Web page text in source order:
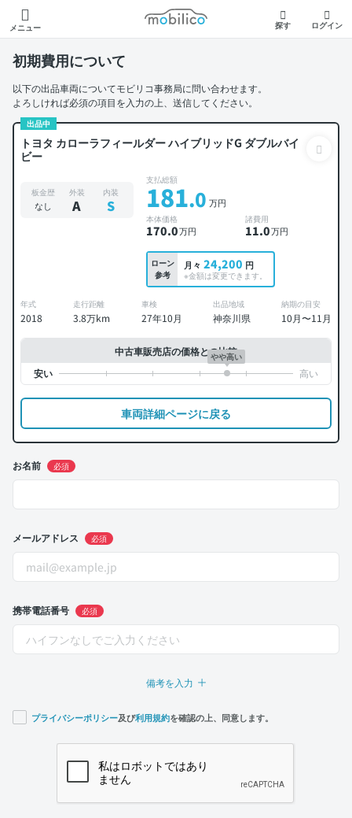
メニュー
モビリコ
探す ログイン
初期費用について
以下の出品車両についてモビリコ事務局に問い合わせます。
よろしければ必須の項目を入力の上、送信してください。
出品中
トヨタ カローラフィールダー ハイブリッドG ダブルバイ
ビー
板金歴
なし
外装
A
内装
S
支払総額
181.0 万円
本体価格
170.0万円
諸費用
11.0万円
ローン
参考
月々 24,200 円
※金額は変更できます。
年式
2018
走行距離
3.8万km
車検
27年10月
出品地域
神奈川県
納期の目安
10月〜11月
中古車販売店の価格との比較
やや高い
車両詳細ページに戻る
お名前 必須
メールアドレス 必須
携帯電話番号 必須
備考を入力
プライバシーポリシー及び利用規約を確認の上、同意します。